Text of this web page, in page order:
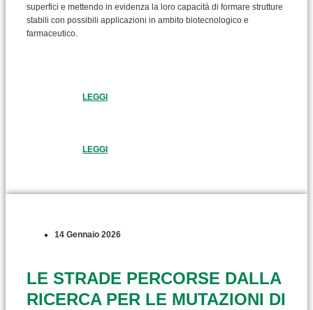
superfici e mettendo in evidenza la loro capacità di formare strutture
stabili con possibili applicazioni in ambito biotecnologico e
farmaceutico.
LEGGI
LEGGI
14 Gennaio 2026
LE STRADE PERCORSE DALLA
RICERCA PER LE MUTAZIONI DI